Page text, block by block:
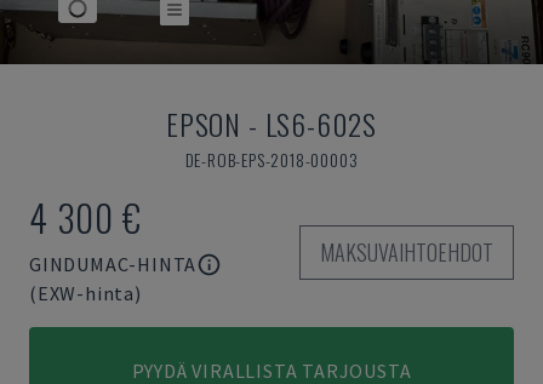
EPSON - LS6-602S
DE-ROB-EPS-2018-00003
4 300 €
GINDUMAC-HINTA
(EXW-hinta)
MAKSUVAIHTOEHDOT
PYYDÄ VIRALLISTA TARJOUSTA